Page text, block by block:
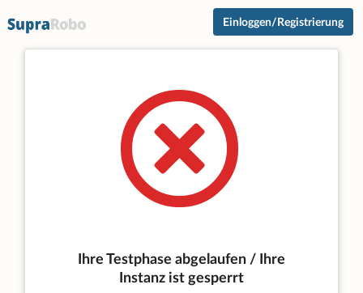
Einloggen/Registrierung
Ihre Testphase abgelaufen / Ihre
Instanz ist gesperrt